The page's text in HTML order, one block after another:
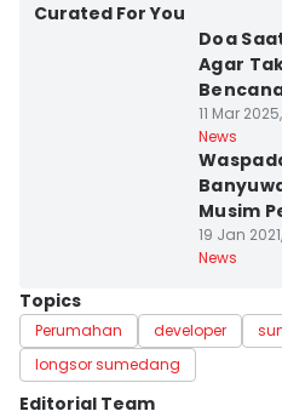
Curated For You
Doa
Agar
11 Mar
News
Musim
19 Jan
News
Topics
Perumahan developer
longsor sumedang
Editorial Team